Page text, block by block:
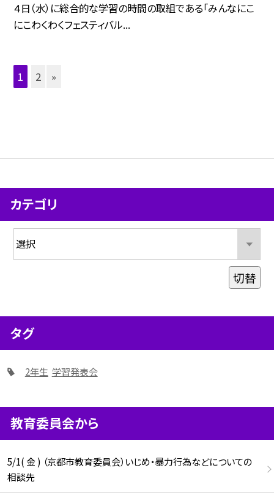
４日（水）に総合的な学習の時間の取組である「みんなにこ
にこわくわくフェスティバル...
1 2 »
カテゴリ
切替
タグ
2年生 学習発表会
教育委員会から
5/1( 金 ) （京都市教育委員会）いじめ・暴力行為などについての
相談先